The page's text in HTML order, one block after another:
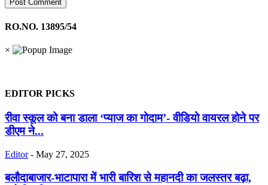
RO.NO. 13895/54
×
EDITOR PICKS
रीवा स्कूल को बना डाला ‘प्याज का गोदाम’- वीडियो वायरल होने पर
डीएम ने...
Editor - May 27, 2025
बलौदाबाजार-भाटापारा में भारी बारिश से महानदी का जलस्तर बढ़ा,